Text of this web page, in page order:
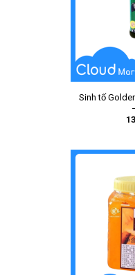
Sinh tố